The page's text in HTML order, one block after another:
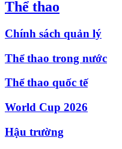
Thể thao
Chính sách quản lý
Thể thao trong nước
Thể thao quốc tế
World Cup 2026
Hậu trường